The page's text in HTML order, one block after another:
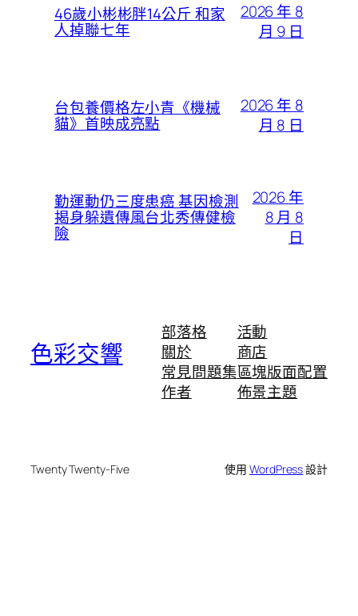
46歲小彬彬胖14公斤 和家
人掉聯七年
2026 年 8
月 9 日
台包養價格左小青《機械
貓》首映成亮點
2026 年 8
月 8 日
勤運動仍三度患癌 基因檢測
揭身躲遺傳風台北秀傳健檢
險
2026 年
8 月 8
日
色彩交響
部落格
關於
常見問題集
作者
活動
商店
區塊版面配置
佈景主題
Twenty Twenty-Five 使用WordPress設計